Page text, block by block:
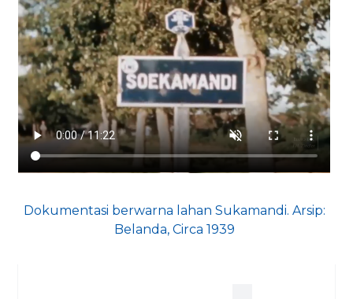
Dokumentasi berwarna lahan Sukamandi. Arsip:
Belanda, Circa 1939